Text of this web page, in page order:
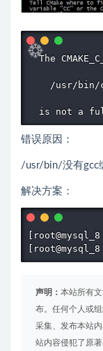
The
/usr/bin/
is not a
错误原因：
/usr/bin/没有gcc
解决方案：
声明： 本站所有
布。任何个人或
采集、发布本站
站内容侵犯了原